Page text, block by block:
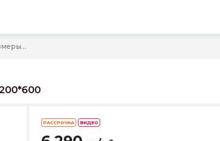
Керамогранит Арт В12518 размеры 1200*600
РАССРОЧКА ВИДЕО